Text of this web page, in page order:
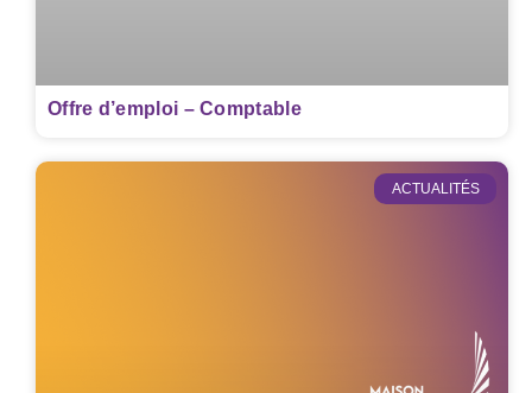
Offre d’emploi – Comptable
ACTUALITÉS